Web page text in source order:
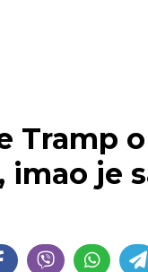
Tramp o
imao je